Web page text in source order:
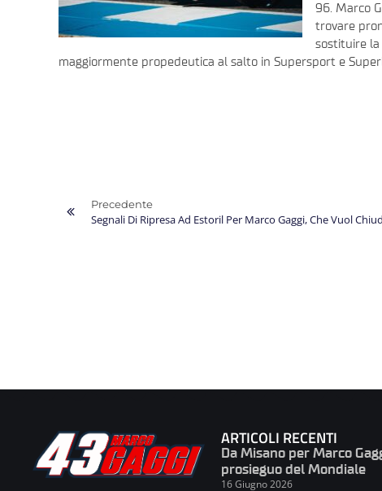
96. Marco
trovare
sostituire la
maggiormente propedeutica al salto in Supersport e
Precedente
Segnali Di Ripresa Ad Estoril Per Marco Gaggi, Che Vuol
ARTICOLI RECENTI
Da Misano per Marco
prosieguo del Mondiale
16 Giugno 2026